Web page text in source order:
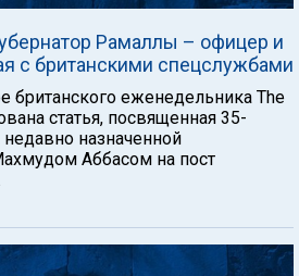
Рамаллы – офицер и
с британскими спецслужбами
британского еженедельника The
статья, посвященная 35-
назначенной
Аббасом на пост